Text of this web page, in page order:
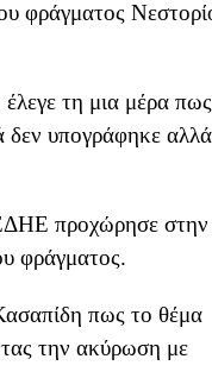
φράγματος
τη μια μέρα πως
δεν υπογράφηκε αλλά
προχώρησε στην
φράγματος.
πως το θέμα
την ακύρωση με